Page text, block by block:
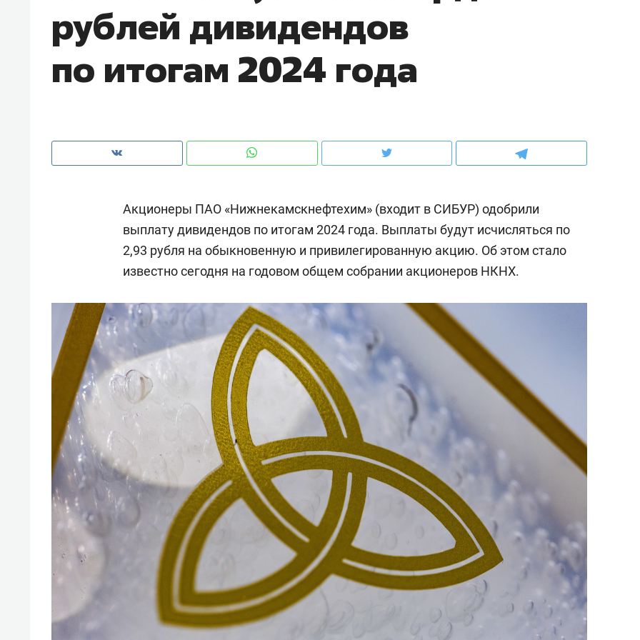
рублей дивидендов
по итогам 2024 года
Акционеры ПАО «Нижнекамскнефтехим» (входит в СИБУР) одобрили
выплату дивидендов по итогам 2024 года. Выплаты будут исчисляться по
2,93 рубля на обыкновенную и привилегированную акцию. Об этом стало
известно сегодня на годовом общем собрании акционеров НКНХ.
рынки, почему надо знать аксакалов и
чем интересен Оман?
клиентах и чудных запросах мастеров
Рекомендуем
Оставить шум за волной: как
ЖК «Заря»
Рекомендуем
Психотерапевт «Фороса»:
когда человек не считает
свою сверхнагрузку
стрессом»